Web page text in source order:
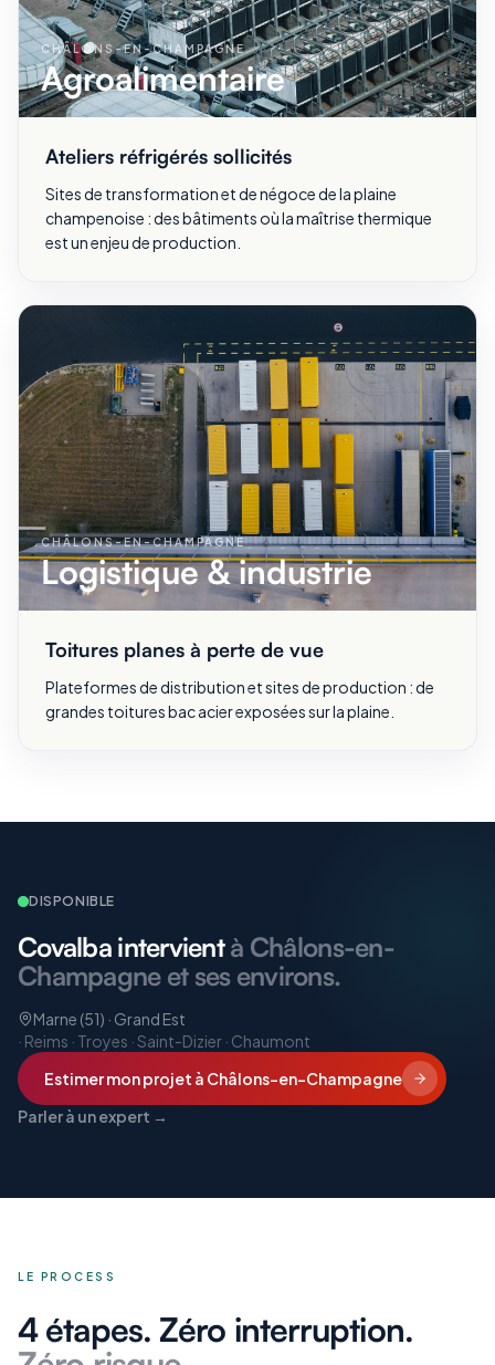
CHÂLONS-EN-CHAMPAGNE
Agroalimentaire
Ateliers réfrigérés sollicités
Sites de transformation et de négoce de la plaine
champenoise : des bâtiments où la maîtrise thermique
est un enjeu de production.
CHÂLONS-EN-CHAMPAGNE
Logistique & industrie
Toitures planes à perte de vue
Plateformes de distribution et sites de production : de
grandes toitures bac acier exposées sur la plaine.
DISPONIBLE
Covalba intervientà Châlons-en-
Champagne et ses environs.
Marne (51) · Grand Est
· Reims · Troyes · Saint-Dizier · Chaumont
Estimer mon projet à Châlons-en-Champagne
Parler à un expert →
LE PROCESS
4 étapes. Zéro interruption.